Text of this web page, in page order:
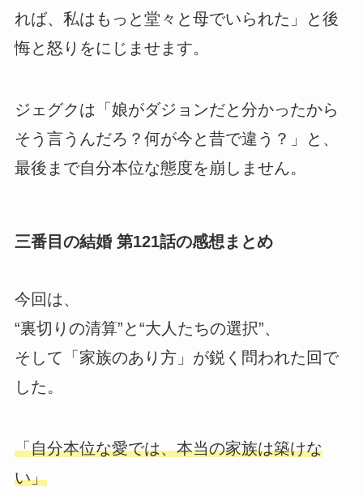
れば、私はもっと堂々と母でいられた」と後
悔と怒りをにじませます。
ジェグクは「娘がダジョンだと分かったから
そう言うんだろ？何が今と昔で違う？」と、
最後まで自分本位な態度を崩しません。
三番目の結婚 第121話の感想まとめ
今回は、
“裏切りの清算”と“大人たちの選択”、
そして「家族のあり方」が鋭く問われた回で
した。
「自分本位な愛では、本当の家族は築けな
い」